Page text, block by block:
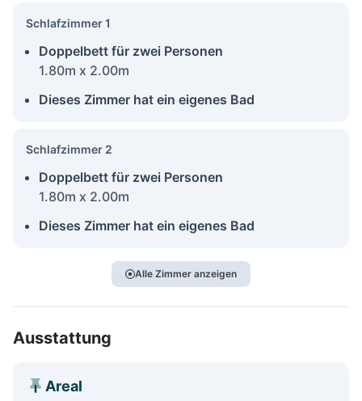
Schlafzimmer 1
Doppelbett für zwei Personen
1.80m x 2.00m
Dieses Zimmer hat ein eigenes Bad
Schlafzimmer 2
Doppelbett für zwei Personen
1.80m x 2.00m
Dieses Zimmer hat ein eigenes Bad
Alle Zimmer anzeigen
Ausstattung
Areal